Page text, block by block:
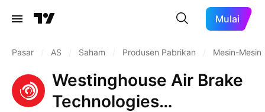
Mulai
Pasar AS Saham Produsen Pabrikan Mesin-Mesin
Westinghouse Air Brake
Technologies